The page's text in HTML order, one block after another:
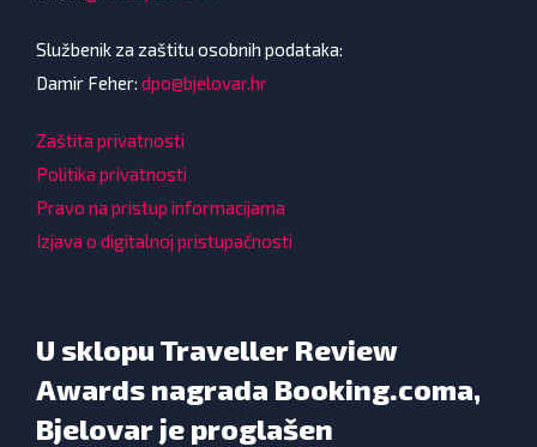
Službenik za zaštitu osobnih podataka:
Damir Feher: dpo@bjelovar.hr
Zaštita privatnosti
Politika privatnosti
Pravo na pristup informacijama
Izjava o digitalnoj pristupačnosti
U sklopu Traveller Review
Awards nagrada Booking.coma,
Bjelovar je proglašen